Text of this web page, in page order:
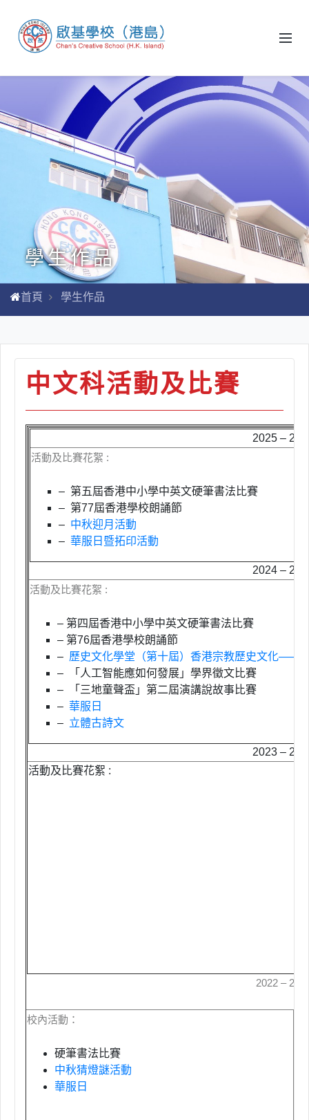
學生作品
首頁 學生作品
中文科活動及比賽
2025 –
活動及比賽花絮 :
– 第五屆香港中小學中英文硬筆書法比賽
– 第77屆香港學校朗誦節
– 中秋迎月活動
– 華服日暨拓印活動
2024 –
活動及比賽花絮 :
– 第四屆香港中小學中英文硬筆書法比賽
– 第76屆香港學校朗誦節
– 歷史文化學堂（第十屆）香港宗教歷史文化——
– 「人工智能應如何發展」學界徵文比賽
– 「三地童聲盃」第二屆演講說故事比賽
– 華服日
– 立體古詩文
2023 –
活動及比賽花絮 :
2022 –
校內活動：
硬筆書法比賽
中秋猜燈謎活動
華服日